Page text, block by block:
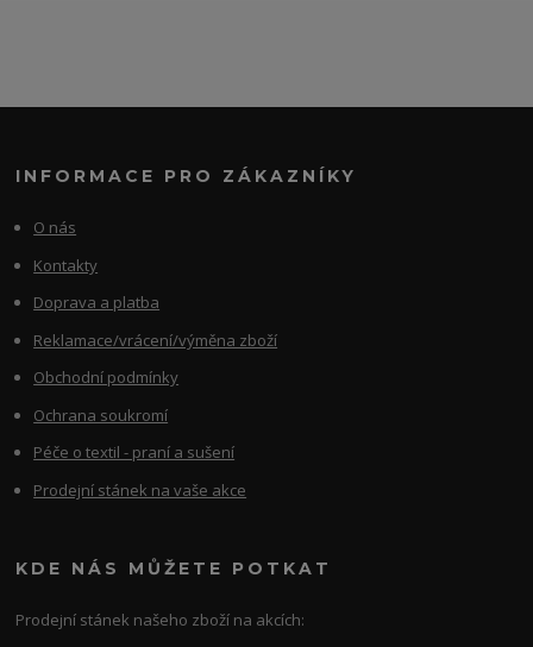
INFORMACE PRO ZÁKAZNÍKY
O nás
Kontakty
Doprava a platba
Reklamace/vrácení/výměna zboží
Obchodní podmínky
Ochrana soukromí
Péče o textil - praní a sušení
Prodejní stánek na vaše akce
KDE NÁS MŮŽETE POTKAT
Prodejní stánek našeho zboží na akcích: